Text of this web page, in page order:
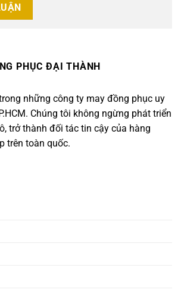
PHỤC ĐẠI THÀNH
những công ty may đồng phục uy
Chúng tôi không ngừng phát triển
trở thành đối tác tin cậy của hàng
trên toàn quốc.